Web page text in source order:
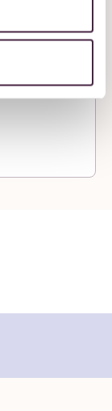
even at